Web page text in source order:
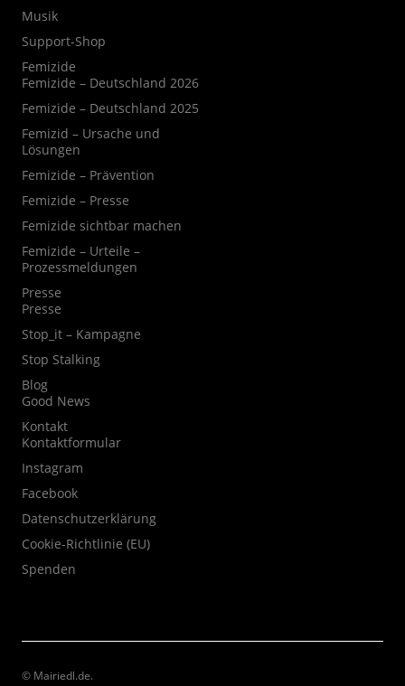
Musik
Support-Shop
Femizide
Femizide – Deutschland 2026
Femizide – Deutschland 2025
Femizid – Ursache und
Lösungen
Femizide – Prävention
Femizide – Presse
Femizide sichtbar machen
Femizide – Urteile –
Prozessmeldungen
Presse
Presse
Stop_it – Kampagne
Stop Stalking
Blog
Good News
Kontakt
Kontaktformular
Instagram
Facebook
Datenschutzerklärung
Cookie-Richtlinie (EU)
Spenden
© Mairiedl.de